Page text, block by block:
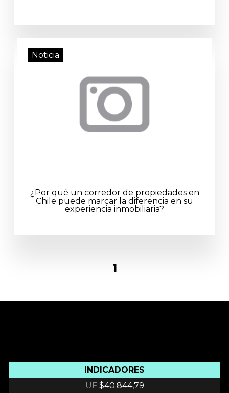
Noticia
¿Por qué un corredor de propiedades en
Chile puede marcar la diferencia en su
experiencia inmobiliaria?
1
INDICADORES
UF$40.844,79